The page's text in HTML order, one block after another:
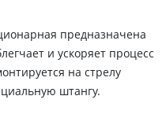
предназначена
и ускоряет процесс
на стрелу
штангу.